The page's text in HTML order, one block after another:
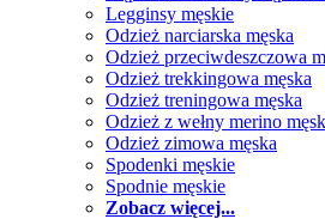
Legginsy męskie
Odzież narciarska męska
Odzież przeciwdeszczowa
Odzież trekkingowa męska
Odzież treningowa męska
Odzież z wełny merino
Odzież zimowa męska
Spodenki męskie
Spodnie męskie
Zobacz więcej...